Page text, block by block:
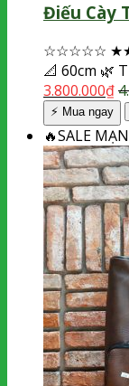
Điếu Cày
☆☆☆☆☆
📐 60cm 🌿
3.800.000₫
⚡ Mua ngay
🔥SALE